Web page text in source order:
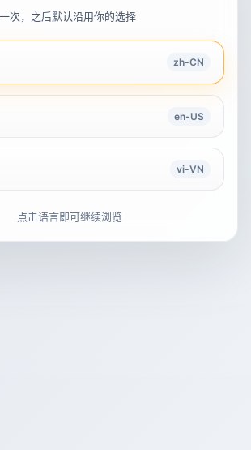
次，之后默认沿用你的选择
zh-CN
en-US
vi-VN
点击语言即可继续浏览